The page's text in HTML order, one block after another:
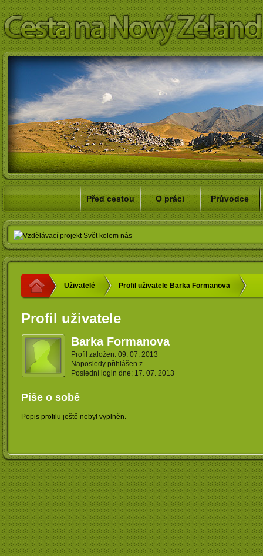
Před cestou O práci Průvodce
Uživatelé Profil uživatele Barka Formanova
Profil uživatele
Barka Formanova
Profil založen: 09. 07. 2013
Naposledy přihlášen z
Poslední login dne: 17. 07. 2013
Píše o sobě
Popis profilu ještě nebyl vyplněn.